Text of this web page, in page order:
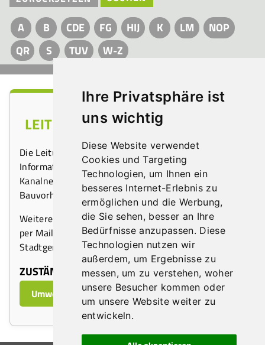
Ihre Privatsphäre ist
uns wichtig
Diese Website verwendet
Cookies und Targeting
Technologien, um Ihnen ein
besseres Internet-Erlebnis zu
ermöglichen und die Werbung,
die Sie sehen, besser an Ihre
Bedürfnisse anzupassen. Diese
Technologien nutzen wir
außerdem, um Ergebnisse zu
messen, um zu verstehen, woher
unsere Besucher kommen oder
um unsere Website weiter zu
entwickeln.
A B CDE FG HIJ K LM
NOP
QR
S TUV W-Z
LEITUNGSAUSKUNFT GEOOFFICE
Die Leitungsauskunft des GeoOffice bietet wichtige
Informationen über die Lage der Wasser- und
Kanalnetze für die Planung entsprechender
Bauvorhaben oder Grabungsarbeiten.
Weitere Informationen erhalten Sie telefonisch oder
per Mail bei der zuständigen Abteilung 2.3 der
Stadtgemeinde Tulln.
ZUSTÄNDIGE ABTEILUNG:
Umwelt, Energie und Wasserwirtschaft